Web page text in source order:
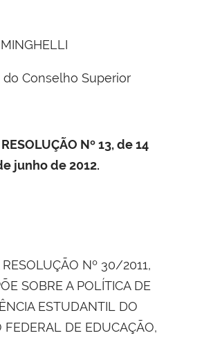
do Conselho Superior
Nº 13, de 14
junho de 2012.
RESOLUÇÃO Nº 30/2011,
SOBRE A POLÍTICA DE
ESTUDANTIL DO
FEDERAL DE EDUCAÇÃO,